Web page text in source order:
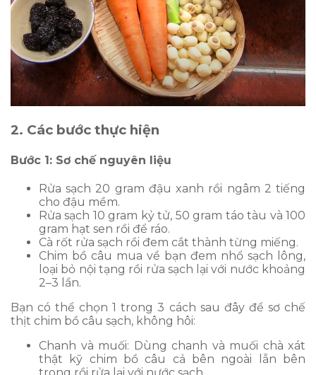
2. Các bước thực hiện
Bước 1: Sơ chế nguyên liệu
Rửa sạch 20 gram đậu xanh rồi ngâm 2 tiếng
cho đậu mềm.
Rửa sạch 10 gram kỷ tử, 50 gram táo tàu và 100
gram hạt sen rồi để ráo.
Cà rốt rửa sạch rồi đem cắt thành từng miếng.
Chim bồ câu mua về bạn đem nhổ sạch lông,
loại bỏ nội tạng rồi rửa sạch lại với nước khoảng
2–3 lần.
Bạn có thể chọn 1 trong 3 cách sau đây để sơ chế
thịt chim bồ câu sạch, không hôi:
Chanh và muối: Dùng chanh và muối chà xát
thật kỹ chim bồ câu cả bên ngoài lẫn bên